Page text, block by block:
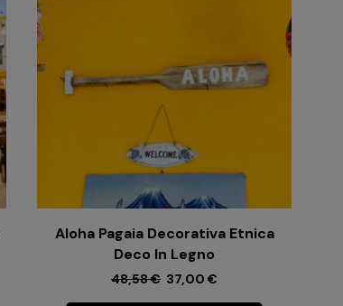
Aloha Pagaia Decorativa Etnica
Deco In Legno
48,58€ 37,00 €